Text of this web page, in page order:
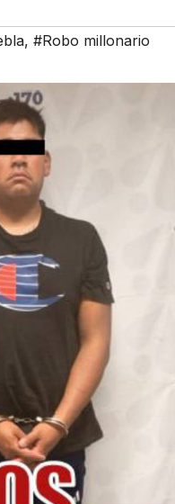
, #Robo millonario